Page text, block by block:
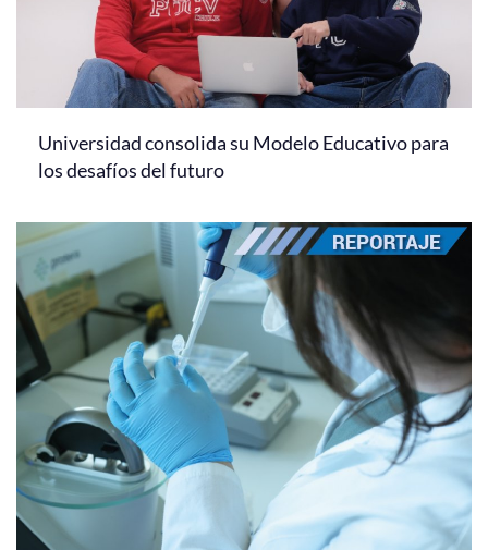
Universidad consolida su Modelo Educativo para
los desafíos del futuro